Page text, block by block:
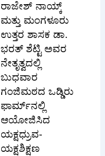
ರಾಜೇಶ್ ನಾಯ್ಕ್
ಮತ್ತು ಮಂಗಳೂರು
ಉತ್ತರ ಶಾಸಕ ಡಾ.
ಭರತ್ ಶೆಟ್ಟಿ ಅವರ
ನೇತೃತ್ವದಲ್ಲಿ
ಬುಧವಾರ
ಗಂಜಿಮಠದ ಒಡ್ಡಿರು
ಫಾರ್ಮ್‌ನಲ್ಲಿ
ಆಯೋಜಿಸಿದ
ಯಕ್ಷಧ್ರುವ-
ಯಕ್ಷಶಿಕ್ಷಣ